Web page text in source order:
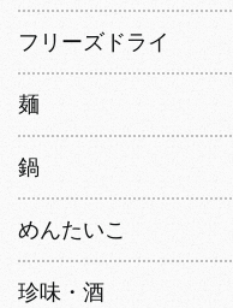
フリーズドライ
麺
鍋
めんたいこ
珍味・酒